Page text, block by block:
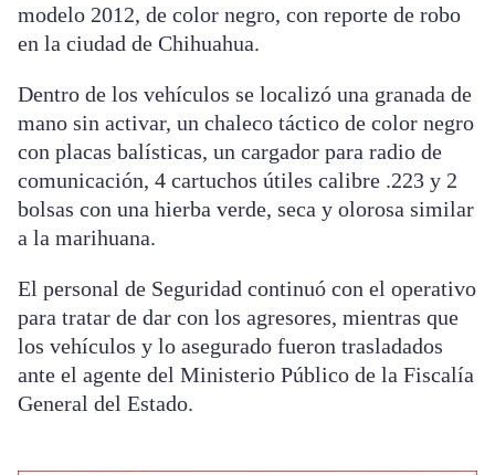
modelo 2012, de color negro, con reporte de robo
en la ciudad de Chihuahua.
Dentro de los vehículos se localizó una granada de
mano sin activar, un chaleco táctico de color negro
con placas balísticas, un cargador para radio de
comunicación, 4 cartuchos útiles calibre .223 y 2
bolsas con una hierba verde, seca y olorosa similar
a la marihuana.
El personal de Seguridad continuó con el operativo
para tratar de dar con los agresores, mientras que
los vehículos y lo asegurado fueron trasladados
ante el agente del Ministerio Público de la Fiscalía
General del Estado.